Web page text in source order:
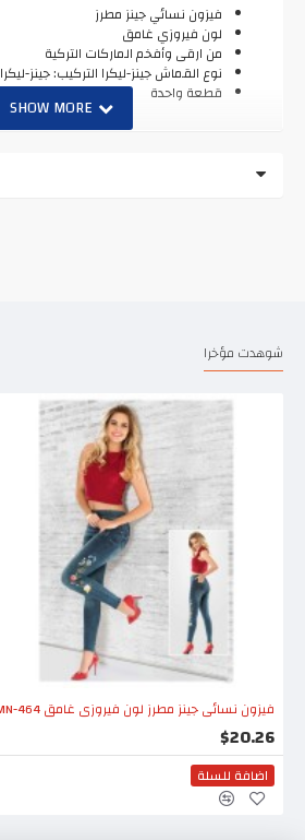
فيزون نسائي جينز مطرز
لون فيروزي غامق
من ارقى وأفخم الماركات التركية
نوع القماش جينز-ليكرا التركيب: جينز-ليكرا
قطعة واحدة
شوهدت مؤخرا
فيزون نسائي جينز مطرز لون فيروزي غامق EMN-464
$20.26
اضافة للسلة